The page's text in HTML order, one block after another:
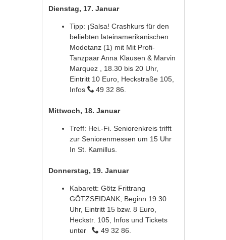
Dienstag, 17. Januar
Tipp: ¡Salsa! Crashkurs für den
beliebten lateinamerikanischen
Modetanz (1) mit Mit Profi-
Tanzpaar Anna Klausen & Marvin
Marquez , 18.30 bis 20 Uhr,
Eintritt 10 Euro, Heckstraße 105,
Infos
49 32 86.
Mittwoch, 18. Januar
Treff: Hei.-Fi. Seniorenkreis trifft
zur Seniorenmessen um 15 Uhr
In St. Kamillus.
Donnerstag, 19. Januar
Kabarett: Götz Frittrang
GÖTZSEIDANK; Beginn 19.30
Uhr, Eintritt 15 bzw. 8 Euro,
Heckstr. 105, Infos und Tickets
unter
49 32 86.